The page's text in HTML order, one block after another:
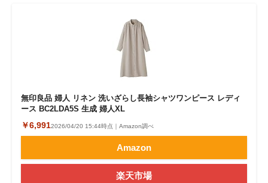
無印良品 婦人 リネン 洗いざらし長袖シャツワンピース レディ
ース BC2LDA5S 生成 婦人XL
￥6,9912026/04/20 15:44時点｜Amazon調べ
Amazon
楽天市場